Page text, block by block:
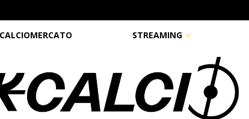
CALCIOMERCATO STREAMING